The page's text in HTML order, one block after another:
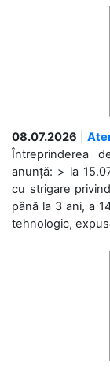
08.07.2026
Întreprinderea
anunță: > la
cu strigare
până la 3 ani, a
tehnologic,